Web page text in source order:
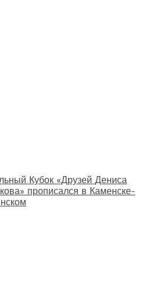
Кубок «Друзей Дениса
прописался в Каменске-